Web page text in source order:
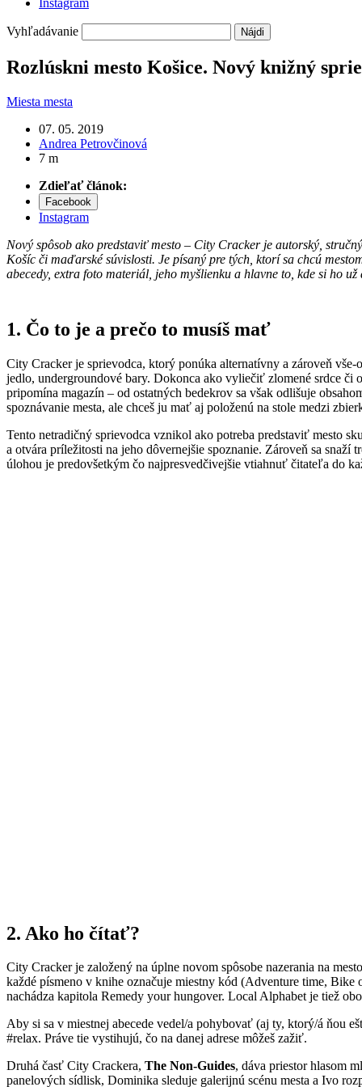
Instagram
Vyhľadávanie
Rozlúskni mesto Košice. Nový knižný
Miesta mesta
07. 05. 2019
Andrea Petrovčinová
7 m
Zdieľať článok:
Facebook
Instagram
Nový spôsob ako predstaviť mesto – City Cracker je autorský,
Košíc či maďarské súvislosti. Je písaný pre tých, ktorí sa chcú
abecedy, extra foto materiál, jeho myšlienku a hlavne to, kde si ho už
1. Čo to je a prečo to musíš mať
City Cracker je sprievodca, ktorý ponúka alternatívny a zároveň
jedlo, undergroundové bary. Dokonca ako vyliečiť zlomené srdce či
pripomína magazín – od ostatných bedekrov sa však odlišuje
spoznávanie mesta, ale chceš ju mať aj položenú na stole medzi
Tento netradičný sprievodca vznikol ako potreba predstaviť mesto
a otvára príležitosti na jeho dôvernejšie spoznanie. Zároveň sa
úlohou je predovšetkým čo najpresvedčivejšie vtiahnuť čitateľa do
2. Ako ho čítať?
City Cracker je založený na úplne novom spôsobe nazerania na
každé písmeno v knihe označuje miestny kód (Adventure time, Bike
nachádza kapitola Remedy your hungover. Local Alphabet je tiež
Aby si sa v miestnej abecede vedel/a pohybovať (aj ty, ktorý/á ňou
#relax. Práve tie vystihujú, čo na danej adrese môžeš zažiť.
Druhá časť City Crackera, The Non-Guides, dáva priestor hlasom
panelových sídlisk, Dominika sleduje galerijnú scénu mesta a Ivo